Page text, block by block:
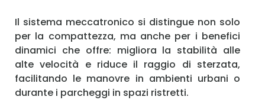
Il sistema meccatronico si distingue non solo
per la compattezza, ma anche per i benefici
dinamici che offre: migliora la stabilità alle
alte velocità e riduce il raggio di sterzata,
facilitando le manovre in ambienti urbani o
durante i parcheggi in spazi ristretti.